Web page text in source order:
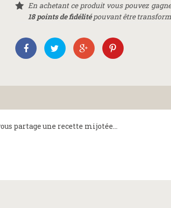
En achetant ce produit vous pouvez
18points de fidélitépouvant être
partage une recette mijotée...